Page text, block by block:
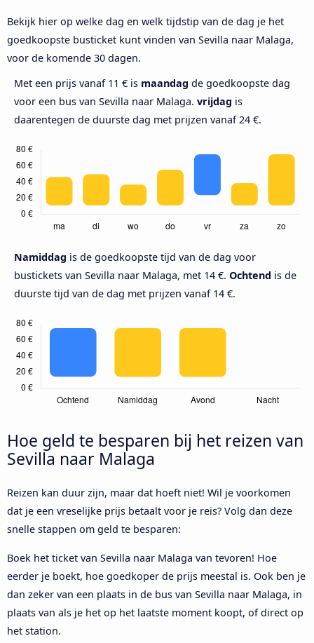
Bekijk hier op welke dag en welk tijdstip van de dag je het
goedkoopste busticket kunt vinden van Sevilla naar Malaga,
voor de komende 30 dagen.
Met een prijs vanaf 11 € is maandag de goedkoopste dag
voor een bus van Sevilla naar Malaga. vrijdag is
daarentegen de duurste dag met prijzen vanaf 24 €.
Namiddag is de goedkoopste tijd van de dag voor
bustickets van Sevilla naar Malaga, met 14 €. Ochtend is de
duurste tijd van de dag met prijzen vanaf 14 €.
Hoe geld te besparen bij het reizen van
Sevilla naar Malaga
Reizen kan duur zijn, maar dat hoeft niet! Wil je voorkomen
dat je een vreselijke prijs betaalt voor je reis? Volg dan deze
snelle stappen om geld te besparen:
Boek het ticket van Sevilla naar Malaga van tevoren! Hoe
eerder je boekt, hoe goedkoper de prijs meestal is. Ook ben je
dan zeker van een plaats in de bus van Sevilla naar Malaga, in
plaats van als je het op het laatste moment koopt, of direct op
het station.